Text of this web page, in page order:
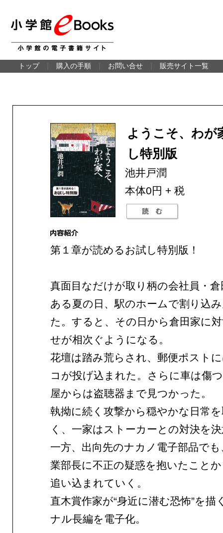
トップ 購入の手順 お問い合せ 販売サイト一覧
ようこそ、わ
し特別版
池井戸潤
本体0円 + 税
第１章が読めるお試し特別版！
真面目なだけが取り柄の会社員・
ある夏の日、駅のホームで割り込
た。すると、その日から倉田家に
せが相次ぐようになる。
花壇は踏み荒らされ、郵便ポスト
コが投げ込まれた。さらに車は傷
屋からは盗聴器まで見つかった。
執拗に続く攻撃から穏やかな日常
く、一家はストーカーとの対決を
一方、出向先のナカノ電子部品で
業部長に不正の疑惑を抱いたこと
追い込まれていく。
直木賞作家が“身近に潜む恐怖”を描
ナル長編を電子化。